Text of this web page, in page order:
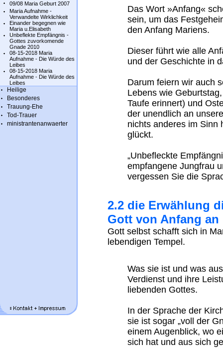
09/08 Maria Geburt 2007
Maria Aufnahme -
Verwandelte Wirklichkeit
Einander begegnen wie
Maria u.Elisabeth
Unbeflekte Empfängnis -
Gottes zuvorkomende
Gnade 2010
08-15-2018 Maria
Aufnahme - Die Würde des
Leibes
08-15-2018 Maria
Aufnahme - Die Würde des
Leibes
Heilige
Besonderes
Trauung-Ehe
Tod-Trauer
ministrantenanwaerter
Das Wort »Anfang«
sein, um das
den Anfang Mariens.
Dieser führt wie alle
und der Geschichte in
Darum feiern wir auch
Lebens wie
Taufe erinnert) und
der unendlich an
nichts anderes im Sinn
glückt.
„Unbefleckte
empfangene Jungfrau
vergessen Sie die
2.2 die Erwählung
Gott von Anfang an
Gott selbst schafft sich in
lebendigen Tempel.
Was sie ist und was
Verdienst und ihre
liebenden Gottes.
In der Sprache der
sie ist sogar „voll der
einem Augenblick, wo
sich hat und aus sich